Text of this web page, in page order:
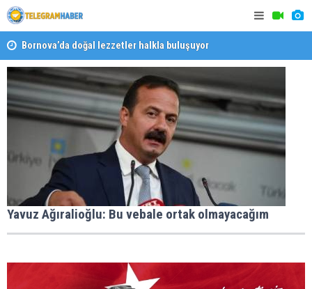
Bornova’da doğal lezzetler halkla buluşuyor
Yavuz Ağıralioğlu: Bu vebale ortak olmayacağım